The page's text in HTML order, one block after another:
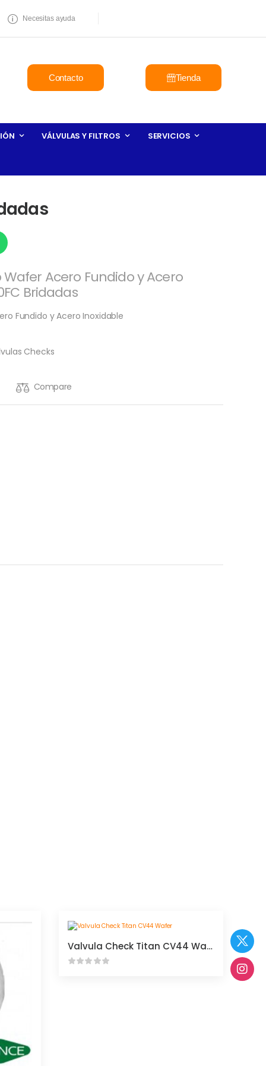
Necesitas ayuda
Contacto Tienda
VÁLVULAS Y FILTROS SERVICIOS
Acero Fundido y Acero
Bridadas
Fundido y Acero Inoxidable
Checks
Compare
Valvula Check Titan CV44 Wafer